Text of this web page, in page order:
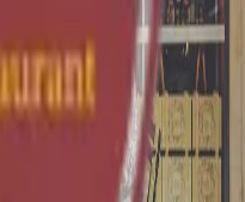
u in de omgeving kunt